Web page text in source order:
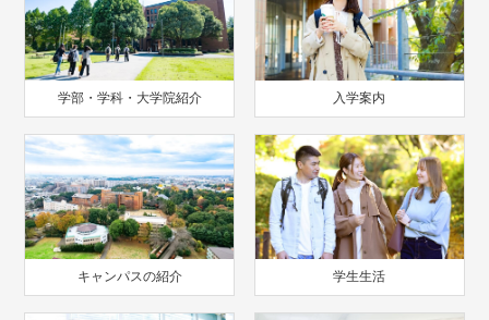
学部・学科・大学院紹介 入学案内
キャンパスの紹介 学生生活